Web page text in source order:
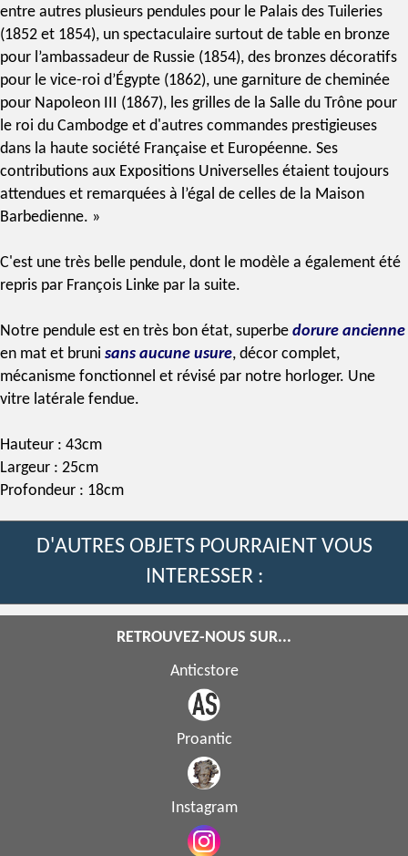
entre autres plusieurs pendules pour le Palais des Tuileries
(1852 et 1854), un spectaculaire surtout de table en bronze
pour l’ambassadeur de Russie (1854), des bronzes décoratifs
pour le vice-roi d’Égypte (1862), une garniture de cheminée
pour Napoleon III (1867), les grilles de la Salle du Trône pour
le roi du Cambodge et d'autres commandes prestigieuses
dans la haute société Française et Européenne. Ses
contributions aux Expositions Universelles étaient toujours
attendues et remarquées à l’égal de celles de la Maison
Barbedienne. »
C'est une très belle pendule, dont le modèle a également été
repris par François Linke par la suite.
Notre pendule est en très bon état, superbe dorure ancienne
en mat et bruni sans aucune usure, décor complet,
mécanisme fonctionnel et révisé par notre horloger. Une
vitre latérale fendue.
Hauteur : 43cm
Largeur : 25cm
Profondeur : 18cm
D'AUTRES OBJETS POURRAIENT VOUS
INTERESSER :
RETROUVEZ-NOUS SUR...
Anticstore
Proantic
Instagram